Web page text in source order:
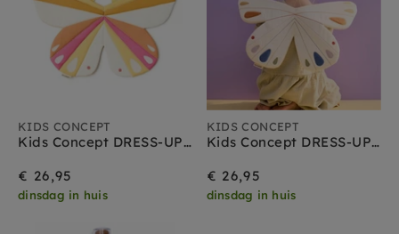
KIDS CONCEPT
Kids Concept DRESS-UP Vlinder pink
€ 26,95
dinsdag in huis
KIDS CONCEPT
Kids Concept DRESS-UP Vlinder white
€ 26,95
dinsdag in huis